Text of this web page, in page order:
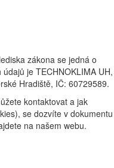
zákona se jedná o
je TECHNOKLIMA UH,
Hradiště, IČ: 60729589.
kontaktovat a jak
se dozvíte v dokumentu
na našem webu.